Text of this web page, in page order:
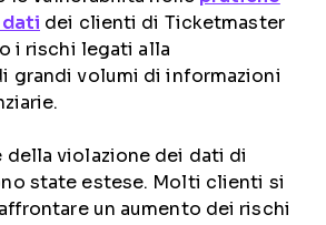
dei clienti di Ticketmaster
i rischi legati alla
grandi volumi di informazioni
della violazione dei dati di
state estese. Molti clienti si
un aumento dei rischi